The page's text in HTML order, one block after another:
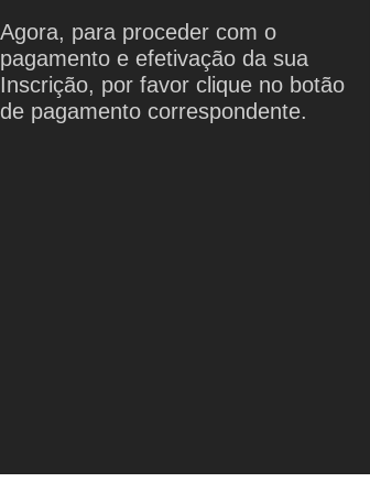
Agora, para proceder com o
pagamento e efetivação da sua
Inscrição, por favor clique no botão
de pagamento correspondente.